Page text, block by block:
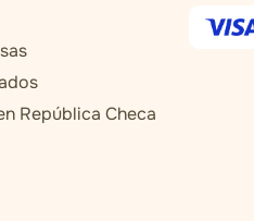
República Checa